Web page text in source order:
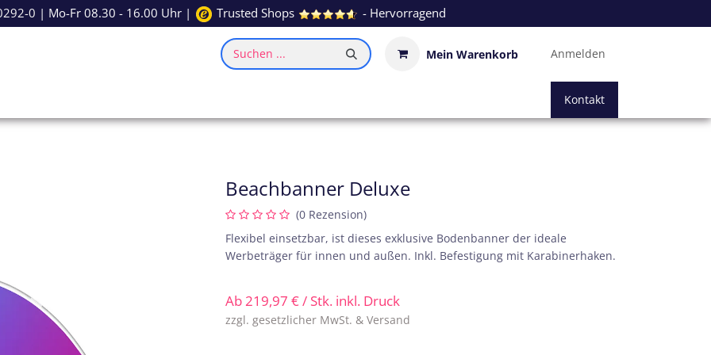
0 | Mo-Fr 08.30 - 16.00 Uhr | Trusted Shops - Hervorragend
Suchen ... Mein Warenkorb Anmelden
Kontakt
Beachbanner Deluxe
(0 Rezension)
Flexibel einsetzbar, ist dieses exklusive Bodenbanner der ideale
Werbeträger für innen und außen. Inkl. Befestigung mit Karabinerhaken.
Ab219,97 €/ Stk. inkl. Druck
zzgl. gesetzlicher MwSt. & Versand